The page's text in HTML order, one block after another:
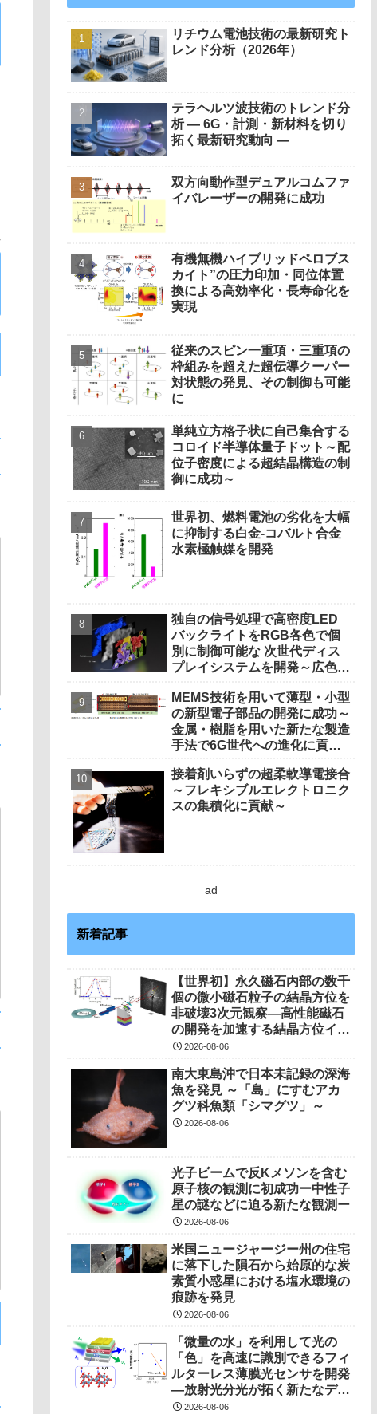
リチウム電池技術の最新研究ト
レンド分析（2026年）
テラヘルツ波技術のトレンド分
析 ― 6G・計測・新材料を切り
拓く最新研究動向 ―
双方向動作型デュアルコムファ
イバレーザーの開発に成功
有機無機ハイブリッドペロブス
カイト”の圧力印加・同位体置
換による高効率化・長寿命化を
実現
従来のスピン一重項・三重項の
枠組みを超えた超伝導クーパー
対状態の発見、その制御も可能
に
単純立方格子状に自己集合する
コロイド半導体量子ドット～配
位子密度による超結晶構造の制
御に成功～
世界初、燃料電池の劣化を大幅
に抑制する白金‐コバルト合金
水素極触媒を開発
独自の信号処理で高密度LED
バックライトをRGB各色で個
別に制御可能な 次世代ディス
プレイシステムを開発～広色域
にも適した豊かな色彩と光の濃
淡を再現～
MEMS技術を用いて薄型・小型
の新型電子部品の開発に成功～
金属・樹脂を用いた新たな製造
手法で6G世代への進化に貢献
接着剤いらずの超柔軟導電接合
～フレキシブルエレクトロニク
スの集積化に貢献～
ad
新着記事
【世界初】永久磁石内部の数千
個の微小磁石粒子の結晶方位を
非破壊3次元観察―高性能磁石
の開発を加速する結晶方位イメ
ージング技術を開発―
2026-08-06
南大東島沖で日本未記録の深海
魚を発見 ～「島」にすむアカ
グツ科魚類「シマグツ」～
2026-08-06
光子ビームで反Kメソンを含む
原子核の観測に初成功ー中性子
星の謎などに迫る新たな観測ー
2026-08-06
米国ニュージャージー州の住宅
に落下した隕石から始原的な炭
素質小惑星における塩水環境の
痕跡を発見
2026-08-06
「微量の水」を利用して光の
「色」を高速に識別できるフィ
ルターレス薄膜光センサを開発
―放射光分光が拓く新たなデバ
イス駆動原理―
2026-08-06